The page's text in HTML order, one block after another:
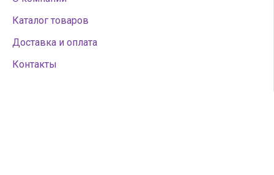
Каталог товаров
Доставка и оплата
Контакты